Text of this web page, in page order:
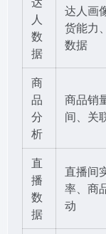
人
数
据
达人画
货能力
数据
商
品
分
析
商品销
间、关
直
播
数
据
直播间
率、商
动